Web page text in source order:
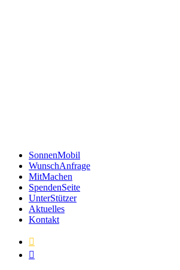
SonnenMobil
WunschAnfrage
MitMachen
SpendenSeite
UnterStützer
Aktuelles
Kontakt

